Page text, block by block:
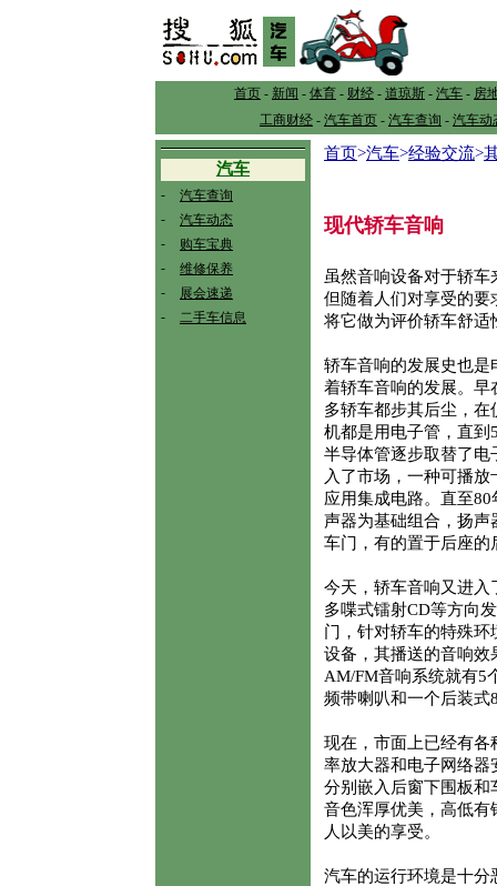
首页 - 新闻 - 体育 - 财经 - 道琼斯 - 汽车 - 房
工商财经 - 汽车首页 - 汽车查询 - 汽车动
汽车
-
汽车查询
-
汽车动态
-
购车宝典
-
维修保养
-
展会速递
-
二手车信息
首页>汽车>经验交流>
现代轿车音响
虽然音响设备对于轿
但随着人们对享受的要
将它做为评价轿车舒适
轿车音响的发展史也是
着轿车音响的发展。早
多轿车都步其后尘，
机都是用电子管，直到
半导体管逐步取替了电
入了市场，一种可播
应用集成电路。直至
声器为基础组合，扬声
车门，有的置于后座的
今天，轿车音响又进入
多喋式镭射CD等方向
门，针对轿车的特殊
设备，其播送的音响效
AM/FM音响系统就有5
频带喇叭和一个后装式
现在，市面上已经有各
率放大器和电子网络器
分别嵌入后窗下围板和
音色浑厚优美，高低有
人以美的享受。
汽车的运行环境是十分